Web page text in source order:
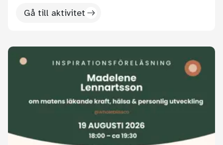
Gå till aktivitet